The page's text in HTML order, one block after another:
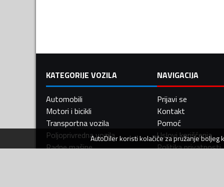
KATEGORIJE VOZILA
Automobili
Motori i bicikli
Transportna vozila
Poljoprivredna vozila
Radne mašine
NAVIGACIJA
Prijavi se
Kontakt
Pomoć
Uslovi korišćenja
Politika privatnosti
AutoDilerkoristi kolačiće za pružanje boljeg